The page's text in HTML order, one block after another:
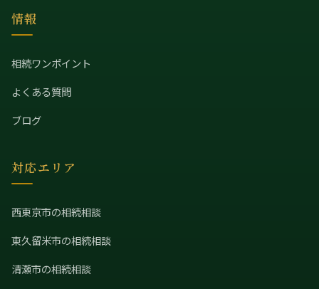
情報
相続ワンポイント
よくある質問
ブログ
対応エリア
西東京市の相続相談
東久留米市の相続相談
清瀬市の相続相談